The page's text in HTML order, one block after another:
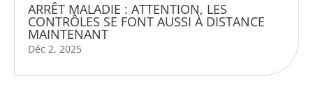
ARRÊT MALADIE : ATTENTION, LES
CONTRÔLES SE FONT AUSSI À DISTANCE
MAINTENANT
Déc 2, 2025